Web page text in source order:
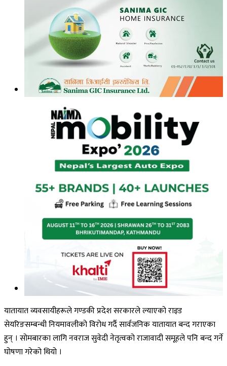
यातायात व्यवसायीहरूले गण्डकी प्रदेश सरकारले ल्याएको राइड
सेयरिङसम्बन्धी नियमावलीको विरोध गर्दै सार्वजनिक यातायात बन्द गराएका
हुन् । सोमबारका लागि नवराज सुवेदी नेतृत्वको राजावादी समूहले पनि बन्द गर्ने
घोषणा गरेको थियो ।